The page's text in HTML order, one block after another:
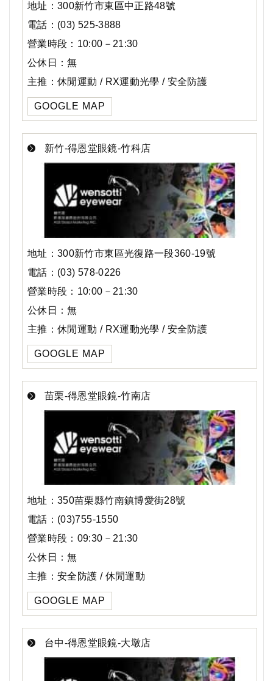
地址：300新竹市東區中正路48號
電話：(03) 525-3888
營業時段：10:00－21:30
公休日：無
主推：休閒運動 / RX運動光學 / 安全防護
GOOGLE MAP
新竹-得恩堂眼鏡-竹科店
地址：300新竹市東區光復路一段360-19號
電話：(03) 578-0226
營業時段：10:00－21:30
公休日：無
主推：休閒運動 / RX運動光學 / 安全防護
GOOGLE MAP
苗栗-得恩堂眼鏡-竹南店
地址：350苗栗縣竹南鎮博愛街28號
電話：(03)755-1550
營業時段：09:30－21:30
公休日：無
主推：安全防護 / 休閒運動
GOOGLE MAP
台中-得恩堂眼鏡-大墩店